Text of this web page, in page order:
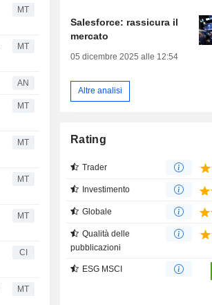
MT
MT
AN
MT
MT
MT
MT
CI
MT
Salesforce: rassicura il
mercato
05 dicembre 2025 alle 12:54
Altre analisi
Rating
Trader
Investimento
Globale
Qualità delle
pubblicazioni
ESG MSCI